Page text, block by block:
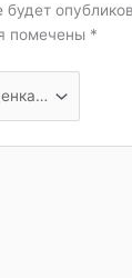
помечены *